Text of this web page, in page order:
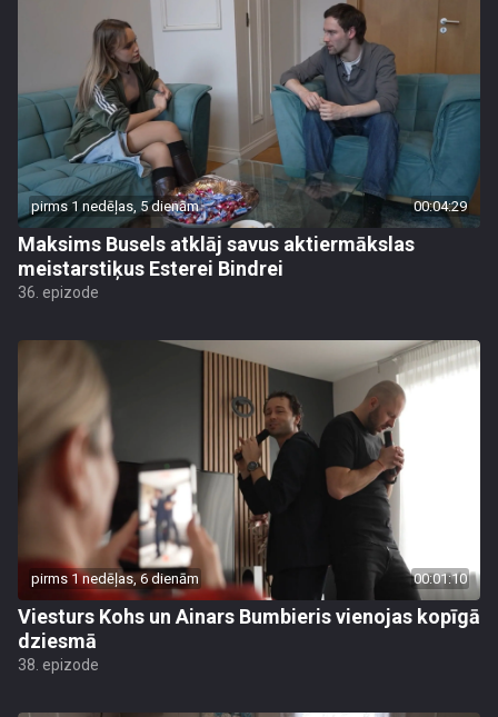
pirms 1 nedēļas, 5 dienām 00:04:29
Maksims Busels atklāj savus aktiermākslas
meistarstiķus Esterei Bindrei
36. epizode
pirms 1 nedēļas, 6 dienām 00:01:10
Viesturs Kohs un Ainars Bumbieris vienojas kopīgā
dziesmā
38. epizode